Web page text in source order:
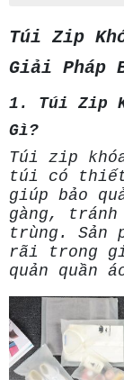
Túi Zip
Giải Pháp
1. Túi Zip
Gì?
Túi zip
túi có
giúp bảo
gàng, tránh
trùng. Sản
rãi trong
quản quần